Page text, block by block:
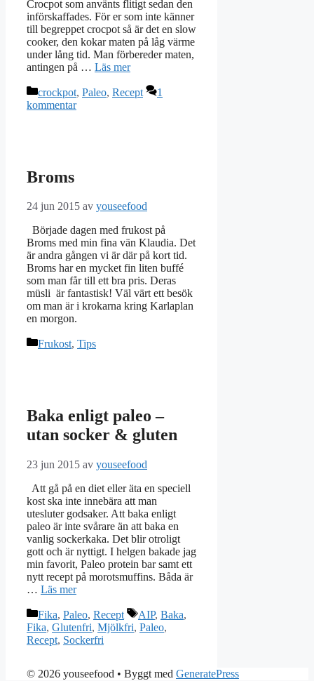
Crocpot som använts flitigt sedan den
införskaffades. För er som inte känner
till begreppet crocpot så är det en slow
cooker, den kokar maten på låg värme
under lång tid. Man förbereder maten,
antingen på … Läs mer
Kategorier
crockpot, Paleo, Recept
1
kommentar
Broms
24 jun 2015 av youseefood
Började dagen med frukost på
Broms med min fina vän Klaudia. Det
är andra gången vi är där på kort tid.
Broms har en mycket fin liten buffé
som man får till ett bra pris. Deras
müsli är fantastisk! Väl värt ett besök
om man är i krokarna kring Karlaplan
en morgon.
Kategorier
Frukost, Tips
Baka enligt paleo –
utan socker & gluten
23 jun 2015 av youseefood
Att gå på en diet eller äta en speciell
kost ska inte innebära att man
utesluter godsaker. Att baka enligt
paleo är inte svårare än att baka en
vanlig sockerkaka. Det blir otroligt
gott och är nyttigt. I helgen bakade jag
min favorit, Paleo protein bar samt ett
nytt recept på morotsmuffins. Båda är
… Läs mer
Kategorier
Fika, Paleo, Recept Etiketter
AIP, Baka,
Fika, Glutenfri, Mjölkfri, Paleo,
Recept, Sockerfri
© 2026 youseefood • Byggt med GeneratePress